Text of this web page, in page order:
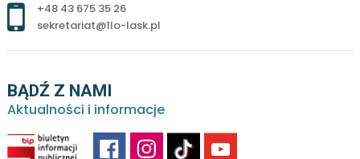
+48 43 675 35 26
sekretariat@1lo-lask.pl
BĄDŹ Z NAMI
Aktualności i informacje